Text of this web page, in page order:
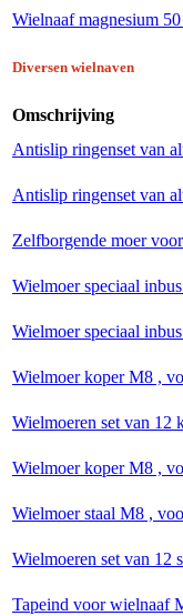
Wielnaaf magnesium
Diversen wielnaven
Omschrijving
Antislip ringenset van
Antislip ringenset van
Zelfborgende moer
Wielmoer speciaal
Wielmoer speciaal
Wielmoer koper M8 ,
Wielmoeren set van 12
Wielmoer koper M8 ,
Wielmoer staal M8 ,
Wielmoeren set van 12
Tapeind voor wielnaaf